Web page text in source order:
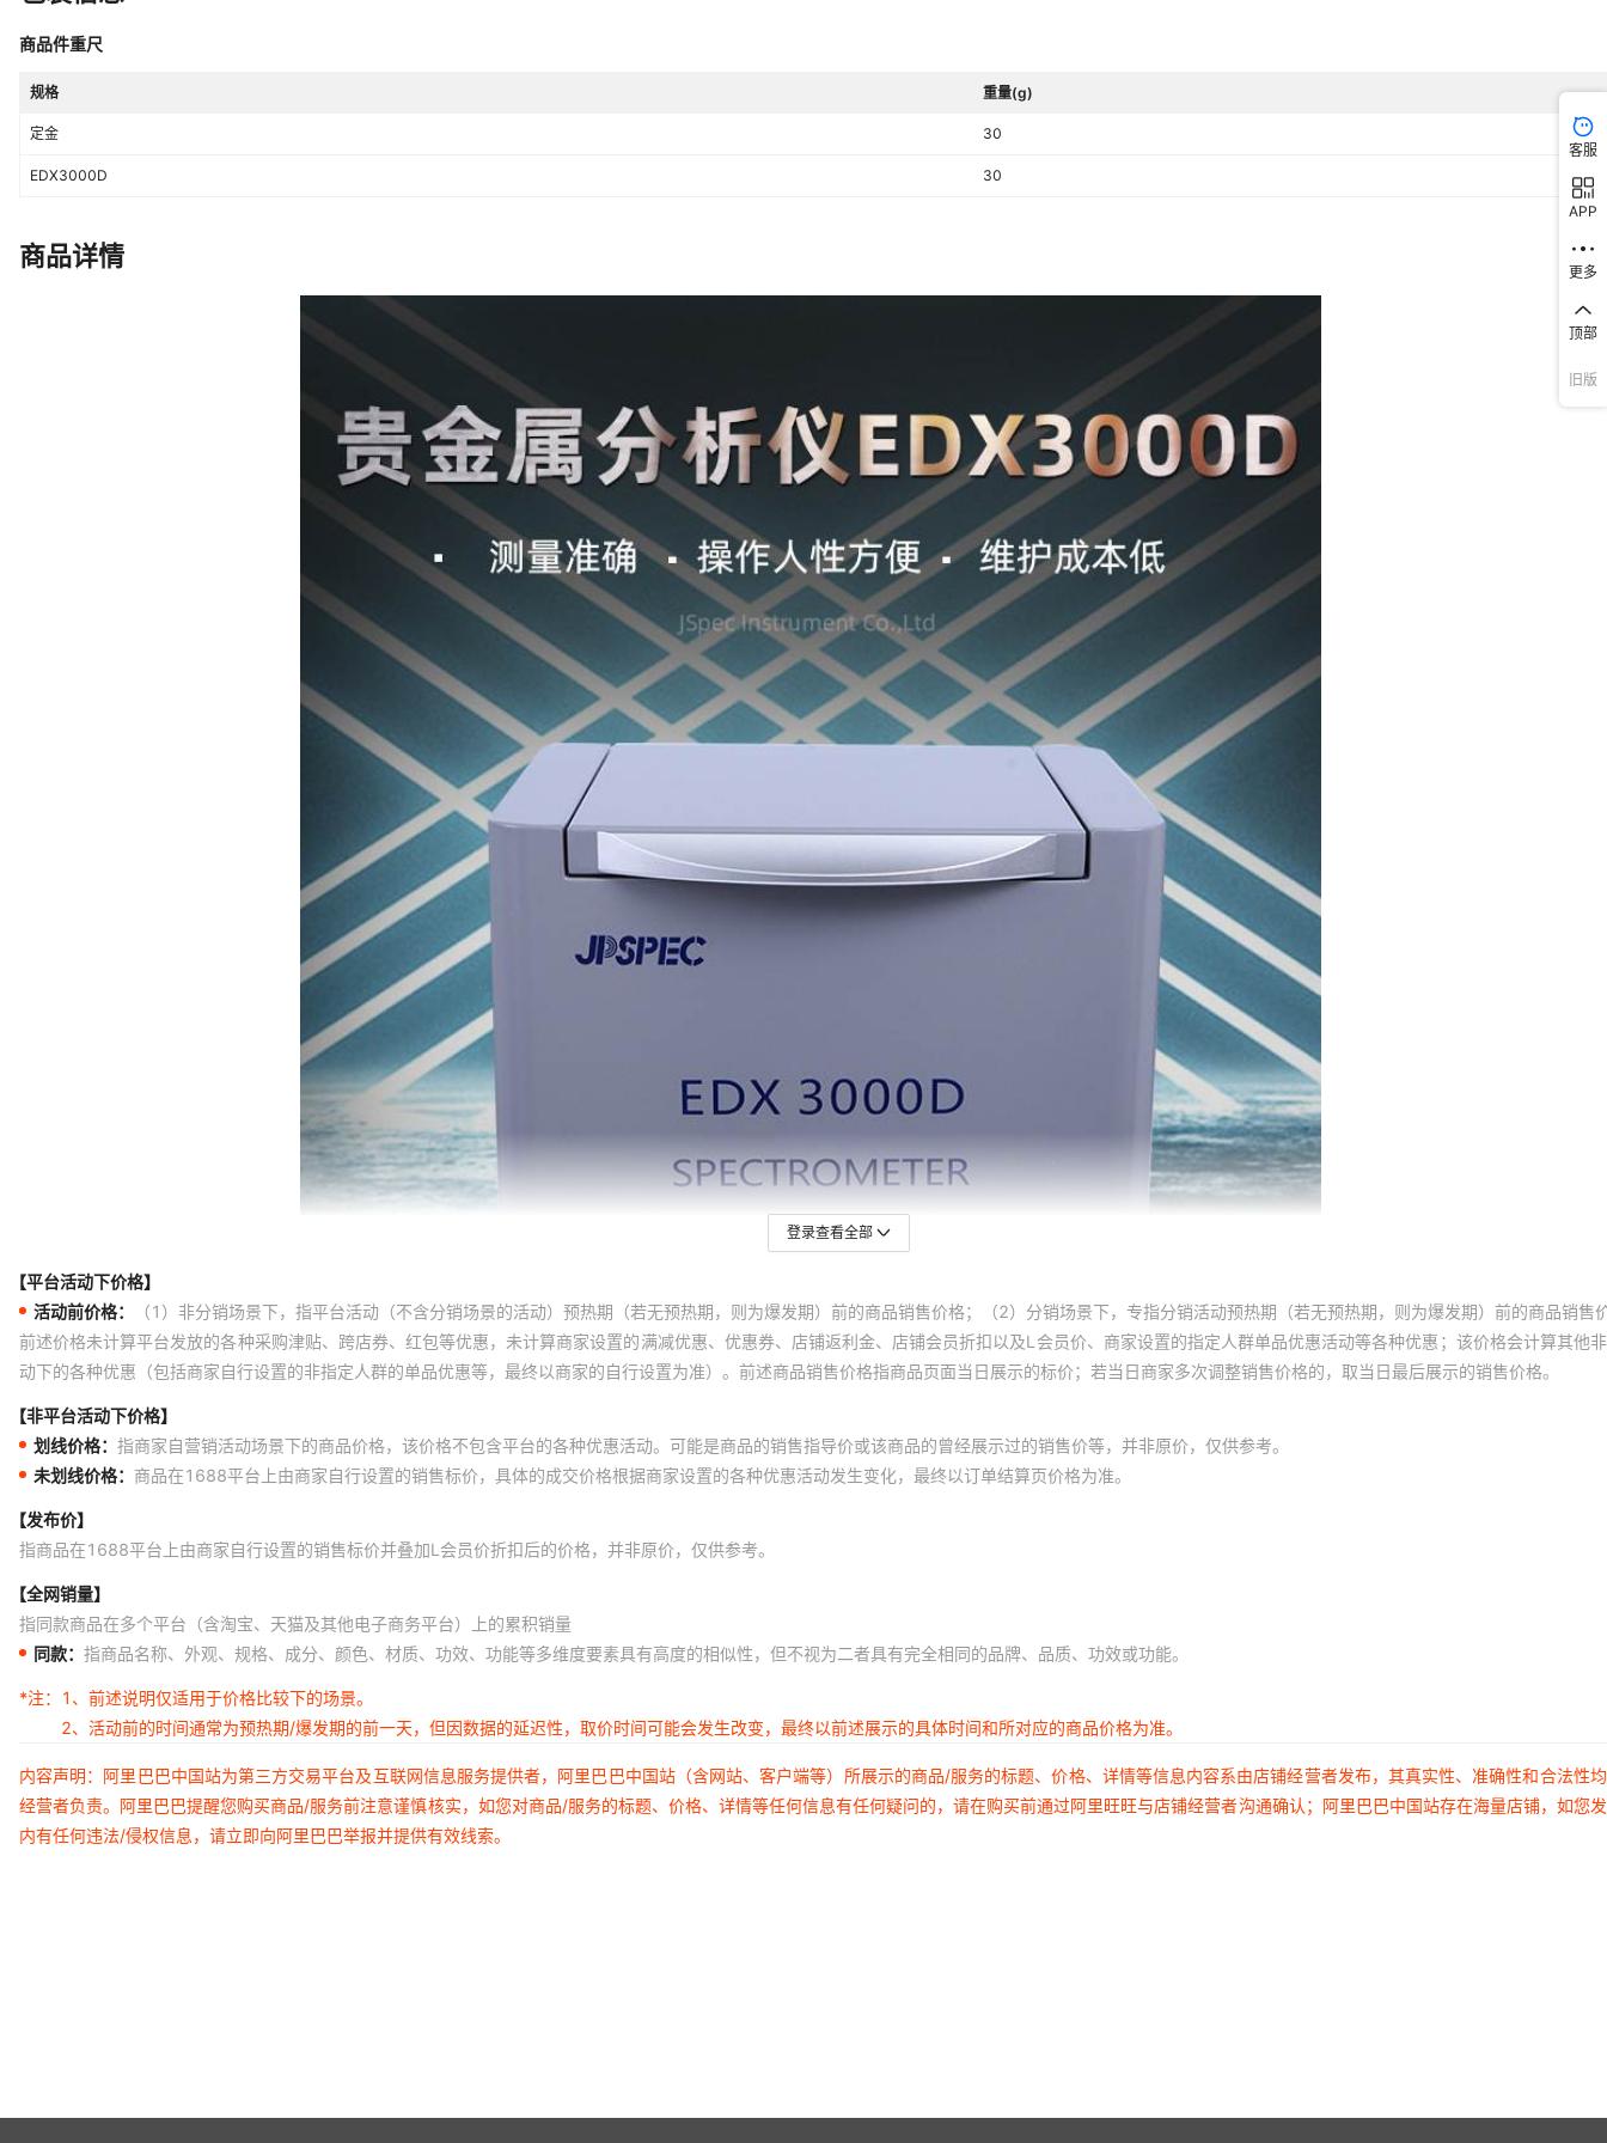
商品件重尺
规格 重量(g)
定金 30
EDX3000D 30
商品详情
登录查看全部
【平台活动下价格】
活动前价格：
（1）非分销场景下，指平台活动（不含分销场景的活动）预热期（若无预热期，则为爆发期）前的商品销售价格；（2）分销场景下，专指分销活动预热期（若无预热期，则为爆发期）前的商品销售
前述价格未计算平台发放的各种采购津贴、跨店券、红包等优惠，未计算商家设置的满减优惠、优惠券、店铺返利金、店铺会员折扣以及L会员价、商家设置的指定人群单品优惠活动等各种优惠；该价格会计算其他
动下的各种优惠（包括商家自行设置的非指定人群的单品优惠等，最终以商家的自行设置为准）。前述商品销售价格指商品页面当日展示的标价；若当日商家多次调整销售价格的，取当日最后展示的销售价格。
【非平台活动下价格】
划线价格： 指商家自营销活动场景下的商品价格，该价格不包含平台的各种优惠活动。可能是商品的销售指导价或该商品的曾经展示过的销售价等，并非原价，仅供参考。
未划线价格： 商品在1688平台上由商家自行设置的销售标价，具体的成交价格根据商家设置的各种优惠活动发生变化，最终以订单结算页价格为准。
【发布价】
指商品在1688平台上由商家自行设置的销售标价并叠加L会员价折扣后的价格，并非原价，仅供参考。
【全网销量】
指同款商品在多个平台（含淘宝、天猫及其他电子商务平台）上的累积销量
同款： 指商品名称、外观、规格、成分、颜色、材质、功效、功能等多维度要素具有高度的相似性，但不视为二者具有完全相同的品牌、品质、功效或功能。
*注：
1、前述说明仅适用于价格比较下的场景。
2、活动前的时间通常为预热期/爆发期的前一天，但因数据的延迟性，取价时间可能会发生改变，最终以前述展示的具体时间和所对应的商品价格为准。
内容声明：阿里巴巴中国站为第三方交易平台及互联网信息服务提供者，阿里巴巴中国站（含网站、客户端等）所展示的商品/服务的标题、价格、详情等信息内容系由店铺经营者发布，其真实性、准确性和合法性
经营者负责。阿里巴巴提醒您购买商品/服务前注意谨慎核实，如您对商品/服务的标题、价格、详情等任何信息有任何疑问的，请在购买前通过阿里旺旺与店铺经营者沟通确认；阿里巴巴中国站存在海量店铺，如您
内有任何违法/侵权信息，请立即向阿里巴巴举报并提供有效线索。
客服
APP
更多
顶部
旧版